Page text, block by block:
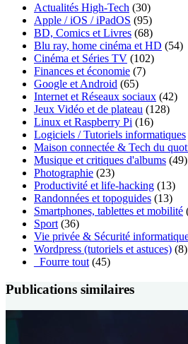
Actualités High-Tech (30)
Apple / iOS / iPadOS (95)
BD, Comics et Livres (68)
Blu ray, home cinéma et HD (54)
Cinéma et Séries TV (102)
Finances et économie (7)
Google et Android (65)
Internet et Réseaux sociaux (42)
Jeux Vidéo et de plateau (128)
Linux et Raspberry Pi (16)
Logiciels / Tutoriels informatiques
Maison connectée & Tech du
Musique et critiques d'albums (49)
Photographie (23)
Productivité et life-hacking (13)
Randonnées et topoguides (13)
Smartphones, tablettes et mobilité
Sport (36)
Vie privée & Sécurité
Wordpress (tutoriels et astuces) (8)
_Fourre tout (45)
Publications similaires